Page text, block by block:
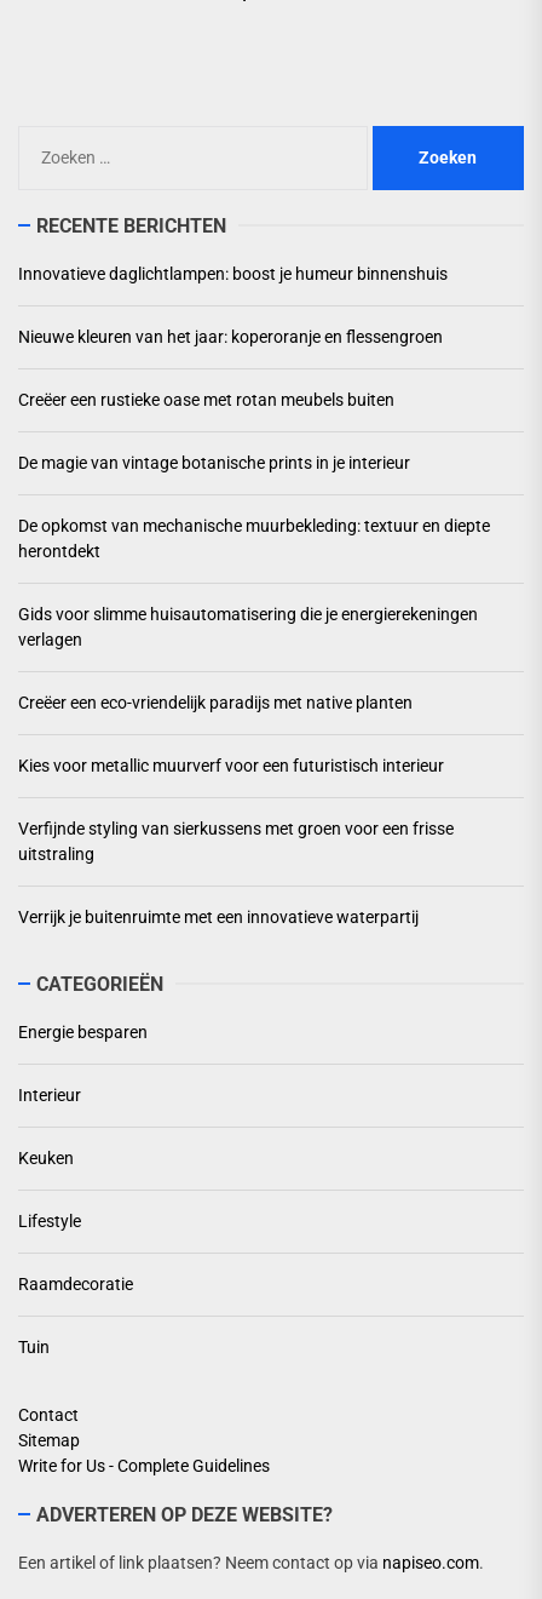
naar:
RECENTE BERICHTEN
Innovatieve daglichtlampen: boost je humeur binnenshuis
Nieuwe kleuren van het jaar: koperoranje en flessengroen
Creëer een rustieke oase met rotan meubels buiten
De magie van vintage botanische prints in je interieur
De opkomst van mechanische muurbekleding: textuur en diepte
herontdekt
Gids voor slimme huisautomatisering die je energierekeningen
verlagen
Creëer een eco-vriendelijk paradijs met native planten
Kies voor metallic muurverf voor een futuristisch interieur
Verfijnde styling van sierkussens met groen voor een frisse
uitstraling
Verrijk je buitenruimte met een innovatieve waterpartij
CATEGORIEËN
Energie besparen
Interieur
Keuken
Lifestyle
Raamdecoratie
Tuin
Contact
Sitemap
Write for Us - Complete Guidelines
ADVERTEREN OP DEZE WEBSITE?
Een artikel of link plaatsen? Neem contact op via napiseo.com.